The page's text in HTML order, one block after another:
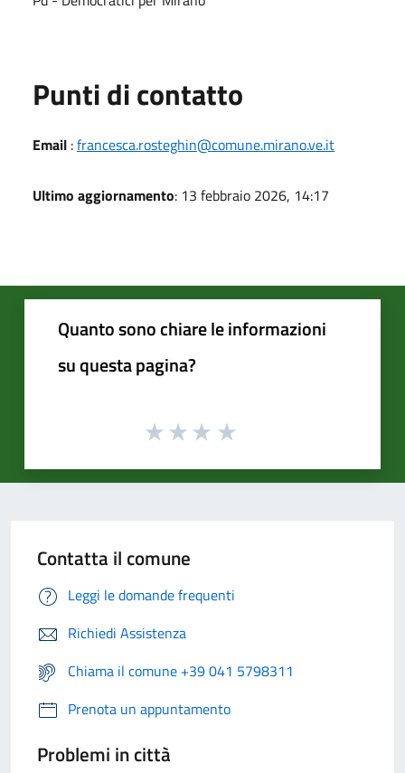
Punti di contatto
Email :francesca.rosteghin@comune.mirano.ve.it
Ultimo aggiornamento: 13 febbraio 2026, 14:17
Quanto sono chiare le informazioni
su questa pagina?
Contatta il comune
Leggi le domande frequenti
Richiedi Assistenza
Chiama il comune +39 041 5798311
Prenota un appuntamento
Problemi in città